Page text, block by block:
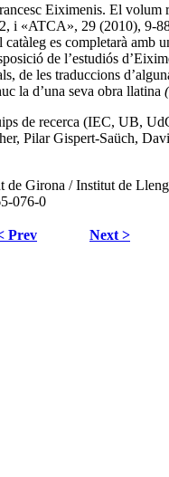
Eiximenis. El
i «ATCA», 29 (2010), 9-
es completarà amb
de l’estudiós
de les traduccions
la d’una seva obra llatina
de recerca (IEC, UB,
Pilar Gispert-Saüch,
Girona / Institut de
076-0
Prev Next >